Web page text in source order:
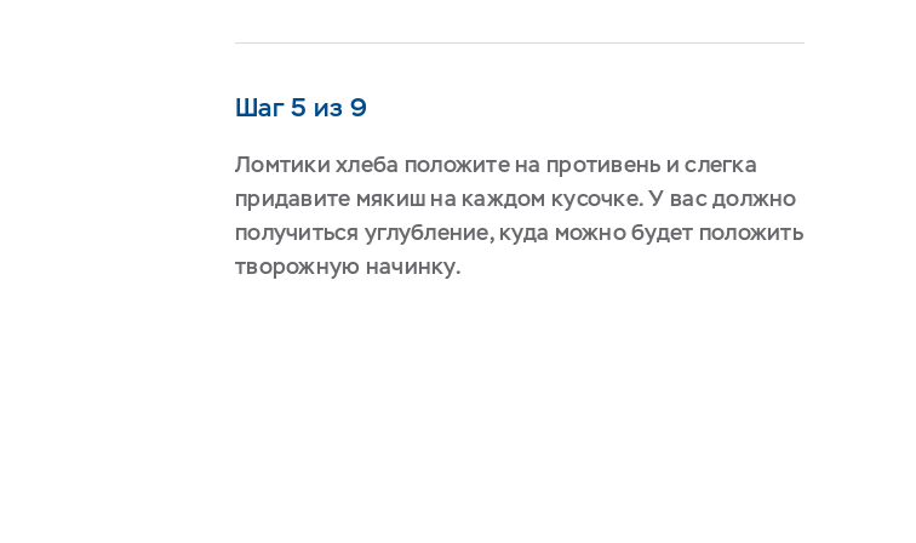
Шаг 5 из 9
Ломтики хлеба положите на противень и слегка
придавите мякиш на каждом кусочке. У вас должно
получиться углубление, куда можно будет положить
творожную начинку.